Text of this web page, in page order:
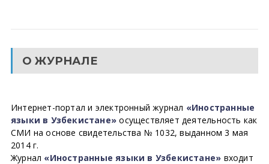
О ЖУРНАЛЕ
Интернет-портал и электронный журнал «Иностранные
языки в Узбекистане» осуществляет деятельность как
СМИ на основе свидетельства № 1032, выданном 3 мая
2014 г.
Журнал «Иностранные языки в Узбекистане» входит